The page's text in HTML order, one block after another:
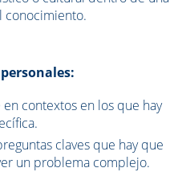
conocimiento.
en contextos en los que hay
claves que hay que
un problema complejo.